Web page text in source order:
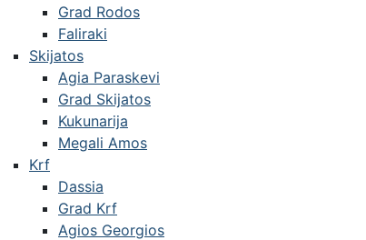
Grad Rodos
Faliraki
Skijatos
Agia Paraskevi
Grad Skijatos
Kukunarija
Megali Amos
Krf
Dassia
Grad Krf
Agios Georgios